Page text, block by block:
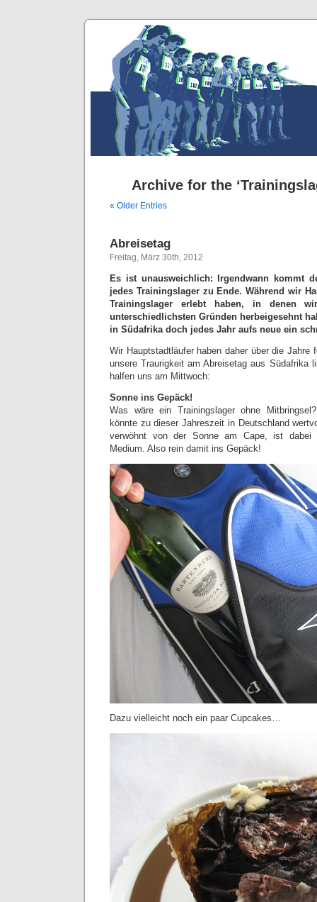
Archive for the
« Older Entries
Abreisetag
Freitag, März 30th, 2012
Es ist unausweichlich: Irgendwann kommt
jedes Trainingslager zu Ende. Während wir
Trainingslager erlebt haben, in denen
unterschiedlichsten Gründen herbeigesehnt
in Südafrika doch jedes Jahr aufs neue ein
Wir Hauptstadtläufer haben daher über die Jahre
unsere Traurigkeit am Abreisetag aus Südafrika
halfen uns am Mittwoch:
Sonne ins Gepäck!
Was wäre ein Trainingslager ohne
könnte zu dieser Jahreszeit in Deutschland
verwöhnt von der Sonne am Cape, ist dabei
Medium. Also rein damit ins Gepäck!
Dazu vielleicht noch ein paar Cupcakes…